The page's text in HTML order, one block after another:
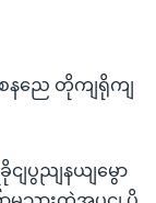
(စနညေ တိုကျရိုကျ
ျပွညျနယျမွော